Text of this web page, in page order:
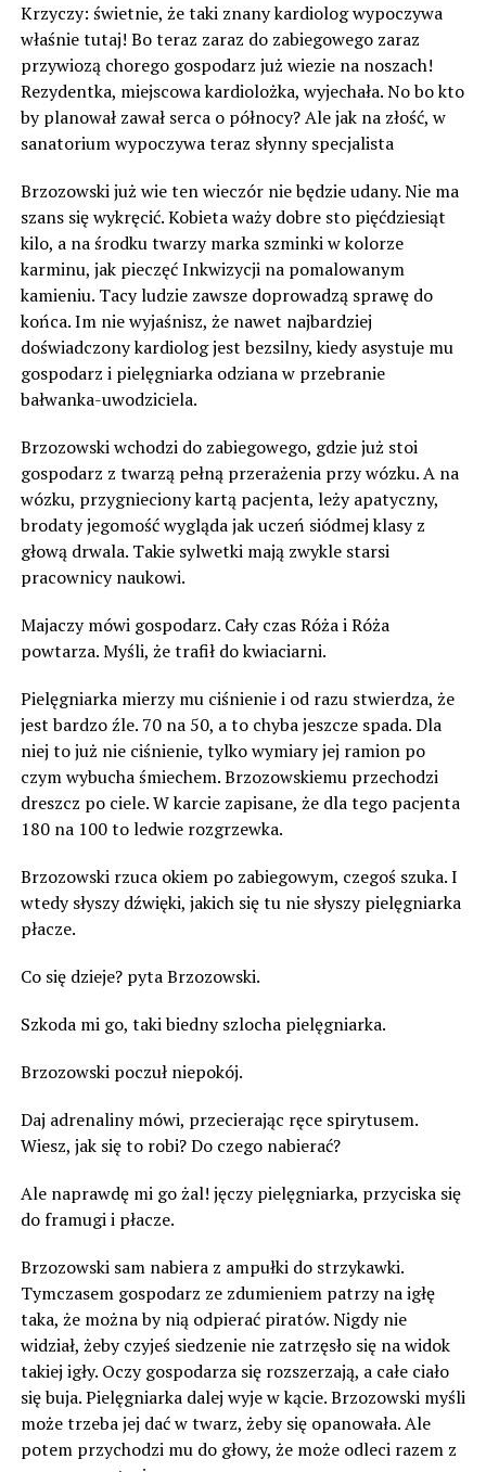
Krzyczy: świetnie, że taki znany kardiolog wypoczywa
właśnie tutaj! Bo teraz zaraz do zabiegowego zaraz
przywiozą chorego gospodarz już wiezie na noszach!
Rezydentka, miejscowa kardiolożka, wyjechała. No bo kto
by planował zawał serca o północy? Ale jak na złość, w
sanatorium wypoczywa teraz słynny specjalista
Brzozowski już wie ten wieczór nie będzie udany. Nie ma
szans się wykręcić. Kobieta waży dobre sto pięćdziesiąt
kilo, a na środku twarzy marka szminki w kolorze
karminu, jak pieczęć Inkwizycji na pomalowanym
kamieniu. Tacy ludzie zawsze doprowadzą sprawę do
końca. Im nie wyjaśnisz, że nawet najbardziej
doświadczony kardiolog jest bezsilny, kiedy asystuje mu
gospodarz i pielęgniarka odziana w przebranie
bałwanka-uwodziciela.
Brzozowski wchodzi do zabiegowego, gdzie już stoi
gospodarz z twarzą pełną przerażenia przy wózku. A na
wózku, przygnieciony kartą pacjenta, leży apatyczny,
brodaty jegomość wygląda jak uczeń siódmej klasy z
głową drwala. Takie sylwetki mają zwykle starsi
pracownicy naukowi.
Majaczy mówi gospodarz. Cały czas Róża i Róża
powtarza. Myśli, że trafił do kwiaciarni.
Pielęgniarka mierzy mu ciśnienie i od razu stwierdza, że
jest bardzo źle. 70 na 50, a to chyba jeszcze spada. Dla
niej to już nie ciśnienie, tylko wymiary jej ramion po
czym wybucha śmiechem. Brzozowskiemu przechodzi
dreszcz po ciele. W karcie zapisane, że dla tego pacjenta
180 na 100 to ledwie rozgrzewka.
Brzozowski rzuca okiem po zabiegowym, czegoś szuka. I
wtedy słyszy dźwięki, jakich się tu nie słyszy pielęgniarka
płacze.
Co się dzieje? pyta Brzozowski.
Szkoda mi go, taki biedny szlocha pielęgniarka.
Brzozowski poczuł niepokój.
Daj adrenaliny mówi, przecierając ręce spirytusem.
Wiesz, jak się to robi? Do czego nabierać?
Ale naprawdę mi go żal! jęczy pielęgniarka, przyciska się
do framugi i płacze.
Brzozowski sam nabiera z ampułki do strzykawki.
Tymczasem gospodarz ze zdumieniem patrzy na igłę
taka, że można by nią odpierać piratów. Nigdy nie
widział, żeby czyjeś siedzenie nie zatrzęsło się na widok
takiej igły. Oczy gospodarza się rozszerzają, a całe ciało
się buja. Pielęgniarka dalej wyje w kącie. Brzozowski myśli
może trzeba jej dać w twarz, żeby się opanowała. Ale
potem przychodzi mu do głowy, że może odleci razem z